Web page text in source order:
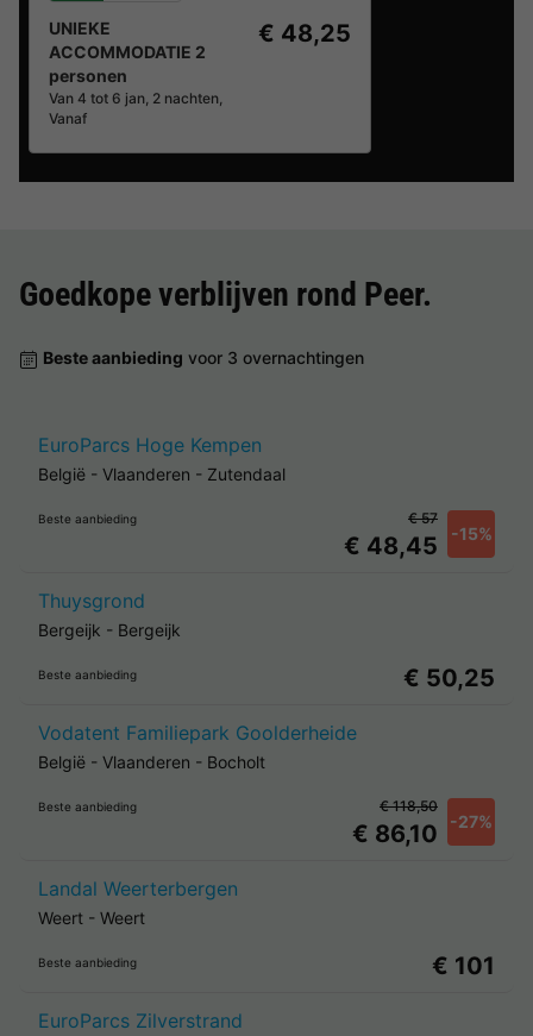
UNIEKE
ACCOMMODATIE 2
personen
Van 4 tot 6 jan, 2 nachten,
Vanaf
€ 48,25
Goedkope verblijven rond Peer.
Beste aanbieding voor 3 overnachtingen
EuroParcs Hoge Kempen
België - Vlaanderen - Zutendaal
Beste aanbieding
€ 48,45 -15%
€ 57
Thuysgrond
Bergeijk - Bergeijk
Beste aanbieding € 50,25
Vodatent Familiepark Goolderheide
België - Vlaanderen - Bocholt
Beste aanbieding
€ 86,10 -27%
€ 118,50
Landal Weerterbergen
Weert - Weert
Beste aanbieding € 101
EuroParcs Zilverstrand